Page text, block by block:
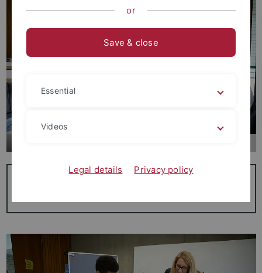
or
Save & close
Essential
Videos
Legal details Privacy policy